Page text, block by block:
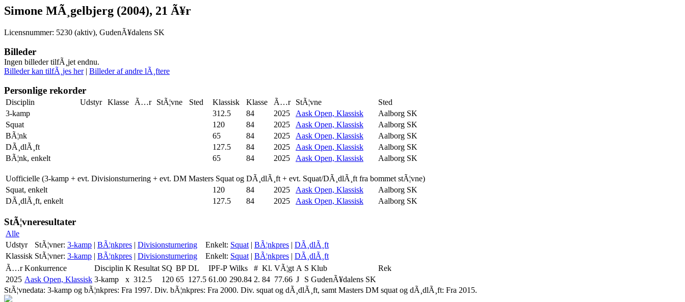
Simone MÃ¸gelbjerg (2004), 21 Ã¥r
Licensnummer: 5230 (aktiv), GudenÃ¥dalens SK
Billeder
Ingen billeder tilfÃ¸jet endnu.
Billeder kan tilfÃ¸jes her| Billeder af andre lÃ¸ftere
Personlige rekorder
Disciplin Udstyr Klasse Ã…r StÃ¦vne Sted Klassisk Klasse Ã…r StÃ¦vne
Sted
3-kamp
312.5 84 2025 Aask Open, Klassisk
Aalborg SK
Squat
120 84 2025 Aask Open, Klassisk
Aalborg SK
BÃ¦nk
65 84 2025 Aask Open, Klassisk
Aalborg SK
DÃ¸dlÃ¸ft
127.5 84 2025 Aask Open, Klassisk
Aalborg SK
BÃ¦nk, enkelt
65 84 2025 Aask Open, Klassisk Aalborg SK
Uofficielle (3-kamp + evt. Divisionsturnering + evt. DM Masters Squat og DÃ¸dlÃ¸ft + evt. Squat/DÃ¸dlÃ¸ft fra bommet stÃ¦vne)
Squat, enkelt
120 84 2025 Aask Open, Klassisk
Aalborg SK
DÃ¸dlÃ¸ft, enkelt
127.5 84 2025 Aask Open, Klassisk Aalborg SK
StÃ¦vneresultater
Alle
Udstyr
StÃ¦vner: 3-kamp | BÃ¦nkpres | Divisionsturnering Enkelt: Squat | BÃ¦nkpres | DÃ¸dlÃ¸ft
Klassisk StÃ¦vner: 3-kamp | BÃ¦nkpres | Divisionsturnering Enkelt: Squat | BÃ¦nkpres | DÃ¸dlÃ¸ft
Ã…r Konkurrence Disciplin K Resultat SQ BP DL IPF-P Wilks # Kl. VÃ¦gt A S Klub
Rek
2025 Aask Open, Klassisk 3-kamp x 312.5 120 65 127.5 61.00 290.84 2. 84 77.66 J S GudenÃ¥dalens SK
StÃ¦vnedata: 3-kamp og bÃ¦nkpres: Fra 1997. Div. bÃ¦nkpres: Fra 2000. Div. squat og dÃ¸dlÃ¸ft, samt Masters DM squat og dÃ¸dlÃ¸ft: Fra 2015.